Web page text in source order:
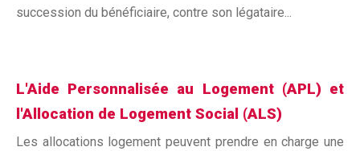
succession du bénéficiaire, contre son légataire...
L'Aide Personnalisée au Logement (APL) et
l'Allocation de Logement Social (ALS)
Les allocations logement peuvent prendre en charge une